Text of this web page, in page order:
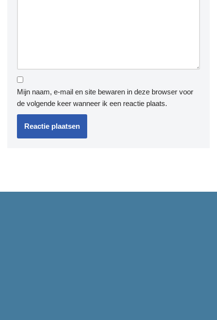
Mijn naam, e-mail en site bewaren in deze browser voor
de volgende keer wanneer ik een reactie plaats.